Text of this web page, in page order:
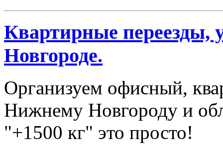
Квартирные переезды,
Новгороде.
Организуем офисный,
Нижнему Новгороду и
"+1500 кг" это просто!